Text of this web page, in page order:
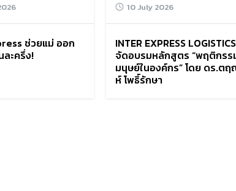
ช่วยแม่ ออก
ละครึ่ง!
10 July 2026
INTER EXPRESS LOGISTICS
จัดอบรมหลักสูตร “พฤติกรร
มนุษย์ในองค์กร” โดย ดร.ต
ห์ โพธิ์รักษา